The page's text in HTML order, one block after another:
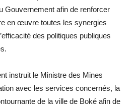
Gouvernement afin de renforcer
en œuvre toutes les synergies
des politiques publiques
instruit le Ministre des Mines
avec les services concernés, la
de la ville de Boké afin de